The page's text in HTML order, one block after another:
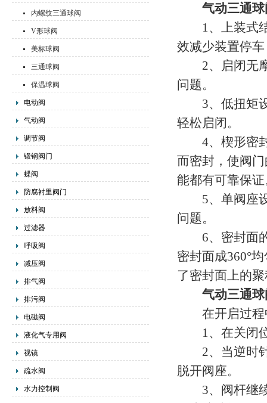
内螺纹三通球阀
V形球阀
美标球阀
三通球阀
保温球阀
电动阀
气动阀
调节阀
锻钢阀门
蝶阀
防腐衬里阀门
放料阀
过滤器
呼吸阀
减压阀
排气阀
排污阀
电磁阀
液化气专用阀
视镜
疏水阀
水力控制阀
气动三通
1、上装式结
效减少装置停
2、启闭无摩
问题。
3、低扭矩设
轻松启闭。
4、楔形密封
而密封，使阀
能都有可靠保
5、单阀座设
问题。
6、密封面的
密封面成360°
了密封面上的
气动三通
在开启过程
1、在关闭位
2、当逆时针
脱开阀座。
3、阀杆继续